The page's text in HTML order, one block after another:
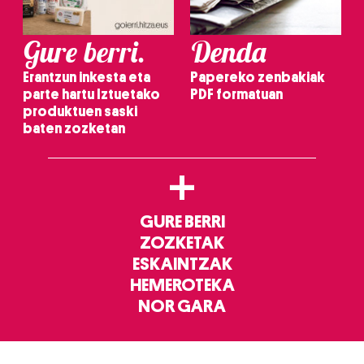
Gure berri.
Erantzun inkesta eta
parte hartu Iztuetako
produktuen saski
baten zozketan
Denda
Papereko zenbakiak
PDF formatuan
+
GURE BERRI
ZOZKETAK
ESKAINTZAK
HEMEROTEKA
NOR GARA